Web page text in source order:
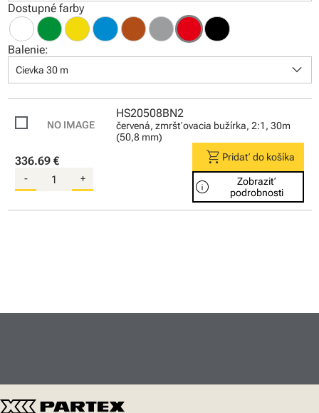
Dostupné farby
Balenie:
Cievka 30 m keyboard_arrow_down
HS20508BN2
červená, zmršťovacia bužírka, 2:1, 30m
(50,8 mm)
336.69 €
- +
shopping_cart Pridať do košíka
info
Zobraziť
podrobnosti